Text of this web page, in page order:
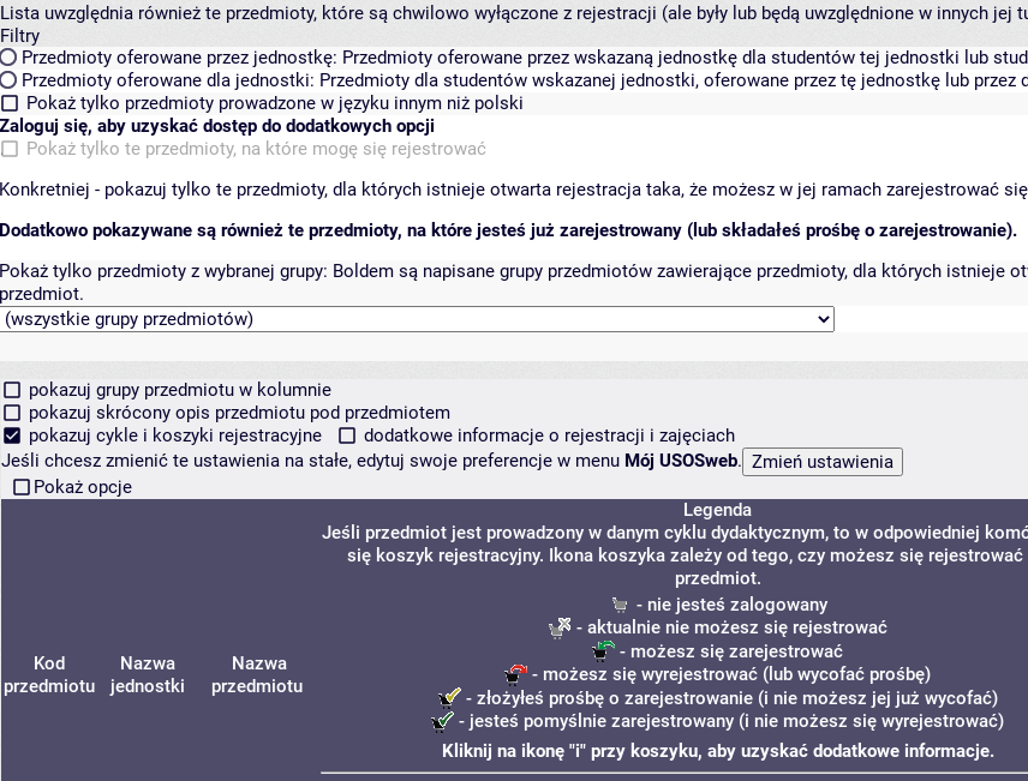
Lista uwzględnia również te przedmioty, które są chwilowo wyłączone z rejestracji (ale były lub będą uwzględnione w innych jej
Filtry
Przedmioty oferowane przez jednostkę: Przedmioty oferowane przez wskazaną jednostkę dla studentów tej jednostki lub
Przedmioty oferowane dla jednostki: Przedmioty dla studentów wskazanej jednostki, oferowane przez tę jednostkę lub przez
Pokaż tylko przedmioty prowadzone w języku innym niż polski
Zaloguj się, aby uzyskać dostęp do dodatkowych opcji
Pokaż tylko te przedmioty, na które mogę się rejestrować
Konkretniej - pokazuj tylko te przedmioty, dla których istnieje otwarta rejestracja taka, że możesz w jej ramach zarejestrować
Dodatkowo pokazywane są również te przedmioty, na które jesteś już zarejestrowany (lub składałeś prośbę o zarejestrowanie).
Pokaż tylko przedmioty z wybranej grupy: Boldem są napisane grupy przedmiotów zawierające przedmioty, dla których istnieje
przedmiot.
pokazuj grupy przedmiotu w kolumnie
pokazuj skrócony opis przedmiotu pod przedmiotem
pokazuj cykle i koszyki rejestracyjne
dodatkowe informacje o rejestracji i zajęciach
Jeśli chcesz zmienić te ustawienia na stałe, edytuj swoje preferencje w menu Mój USOSweb.
Pokaż opcje
Kod
przedmiotu
Nazwa
jednostki
Nazwa
przedmiotu
Legenda
Jeśli przedmiot jest prowadzony w danym cyklu dydaktycznym, to w odpowiedniej
się koszyk rejestracyjny. Ikona koszyka zależy od tego, czy możesz się rejestrować
przedmiot.
- nie jesteś zalogowany
- aktualnie nie możesz się rejestrować
- możesz się zarejestrować
- możesz się wyrejestrować (lub wycofać prośbę)
- złożyłeś prośbę o zarejestrowanie (i nie możesz jej już wycofać)
- jesteś pomyślnie zarejestrowany (i nie możesz się wyrejestrować)
Kliknij na ikonę "i" przy koszyku, aby uzyskać dodatkowe informacje.